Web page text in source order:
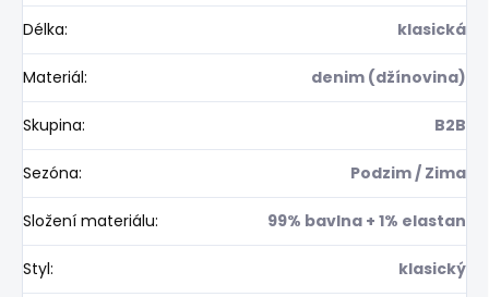
Délka: klasická
Materiál: denim (džínovina)
Skupina: B2B
Sezóna: Podzim / Zima
Složení materiálu: 99% bavlna + 1% elastan
Styl: klasický